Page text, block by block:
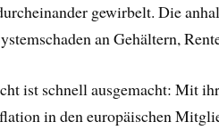
gewirbelt. Die
an Gehältern,
ist schnell ausgemacht: Mit
in den europäischen